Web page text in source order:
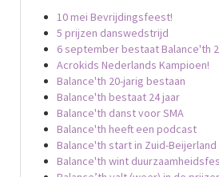
10 mei Bevrijdingsfeest!
5 prijzen danswedstrijd
6 september bestaat Balance'th
Acrokids Nederlands Kampioen!
Balance'th 20-jarig bestaan
Balance'th bestaat 24 jaar
Balance'th danst voor SMA
Balance'th heeft een podcast
Balance'th start in Zuid-Beijerland
Balance'th wint